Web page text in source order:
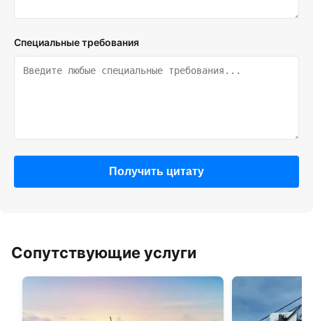
Специальные требования
Получить цитату
Сопутствующие услуги